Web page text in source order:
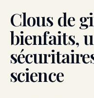
Clous de
bienfaits,
science